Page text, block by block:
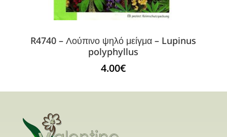
R4740 – Λούπινο ψηλό μείγμα – Lupinus
polyphyllus
4.00€